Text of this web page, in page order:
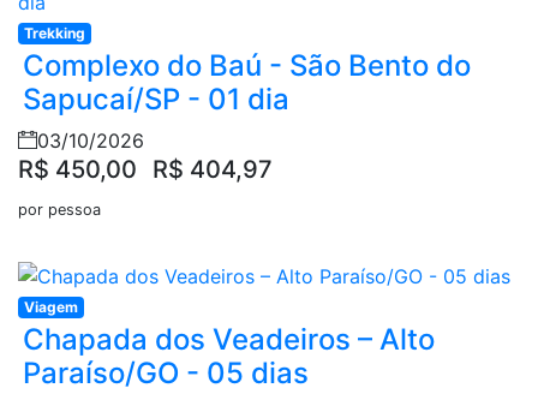
Trekking
Complexo do Baú - São Bento do
Sapucaí/SP - 01 dia
03/10/2026
R$ 450,00 R$ 404,97
por pessoa
Viagem
Chapada dos Veadeiros – Alto
Paraíso/GO - 05 dias